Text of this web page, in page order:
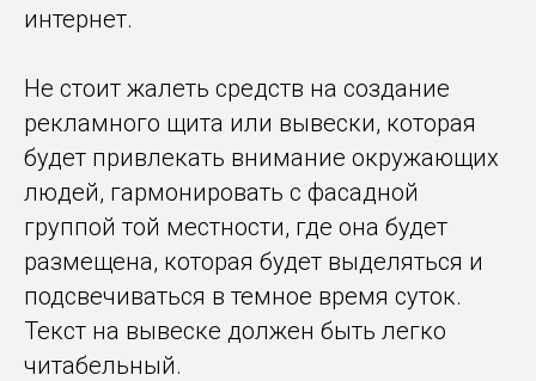
интернет.
Не стоит жалеть средств на создание
рекламного щита или вывески, которая
будет привлекать внимание окружающих
людей, гармонировать с фасадной
группой той местности, где она будет
размещена, которая будет выделяться и
подсвечиваться в темное время суток.
Текст на вывеске должен быть легко
читабельный.